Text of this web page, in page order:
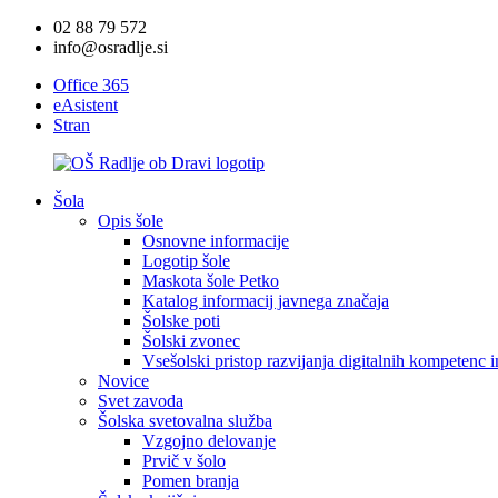
02 88 79 572
info@osradlje.si
Office 365
eAsistent
Stran
Šola
Opis šole
Osnovne informacije
Logotip šole
Maskota šole Petko
Katalog informacij javnega značaja
Šolske poti
Šolski zvonec
Vsešolski pristop razvijanja digitalnih kompetenc
Novice
Svet zavoda
Šolska svetovalna služba
Vzgojno delovanje
Prvič v šolo
Pomen branja